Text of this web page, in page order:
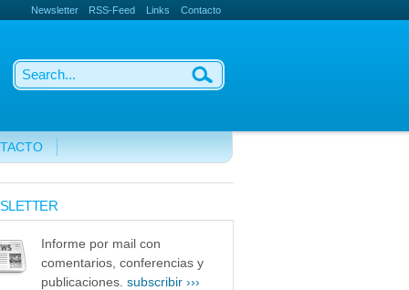
Newsletter RSS-Feed Links Contacto
Informe por mail con
comentarios, conferencias y
publicaciones. subscribir ›››